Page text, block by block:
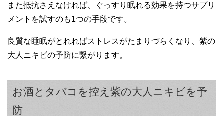
また抵抗さえなければ、ぐっすり眠れる効果を持つサプリ
メントを試すのも1つの手段です。
良質な睡眠がとれればストレスがたまりづらくなり、紫の
大人ニキビの予防に繋がります。
お酒とタバコを控え紫の大人ニキビを予
防